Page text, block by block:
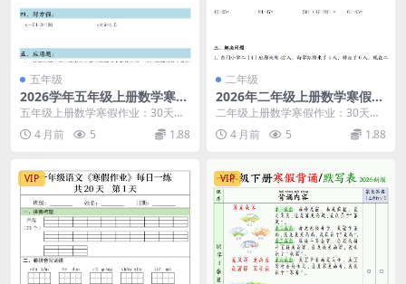
五年级
2026学年五年级上册数学寒假
作业每日一练（高清电子版打
卡练习）
五年级上册数学寒假作业：30天每
日一练高效提分计划 步入高年级，
五年级上册数学的...
4 月前 5 1.88
二年级
2026年二年级上册数学寒假作
业每日一练30天（共60页高清
含答案）
二年级上册数学寒假作业：30天每
日一练高效复习方案 步入假期，为
了让孩子能够系统...
4 月前 5 1.88
VIP VIP